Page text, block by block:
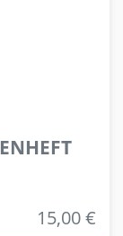
15,00 €